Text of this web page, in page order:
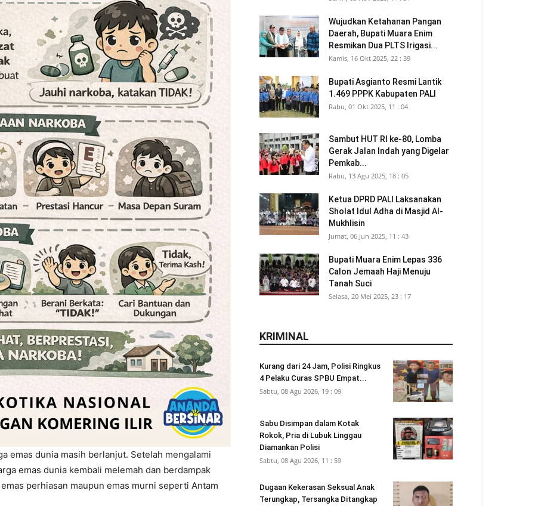
emas dunia masih berlanjut. Setelah mengalami
emas dunia kembali melemah dan berdampak
perhiasan maupun emas murni seperti Antam
Wujudkan Ketahanan Pangan
Daerah, Bupati Muara Enim
Resmikan Dua PLTS Irigasi...
Kamis, 16 Okt 2025, 22 : 39
Bupati Asgianto Resmi Lantik
1.469 PPPK Kabupaten PALI
Rabu, 01 Okt 2025, 11 : 04
Sambut HUT RI ke-80, Lomba
Gerak Jalan Indah yang Digelar
Pemkab...
Rabu, 13 Agu 2025, 18 : 05
Ketua DPRD PALI Laksanakan
Sholat Idul Adha di Masjid Al-
Mukhlisin
Jumat, 06 Jun 2025, 11 : 43
Bupati Muara Enim Lepas 336
Calon Jemaah Haji Menuju
Tanah Suci
Selasa, 20 Mei 2025, 23 : 17
KRIMINAL
Kurang dari 24 Jam, Polisi Ringkus
4 Pelaku Curas SPBU Empat...
Sabtu, 08 Agu 2026, 19 : 09
Sabu Disimpan dalam Kotak
Rokok, Pria di Lubuk Linggau
Diamankan Polisi
Sabtu, 08 Agu 2026, 11 : 59
Dugaan Kekerasan Seksual Anak
Terungkap, Tersangka Ditangkap